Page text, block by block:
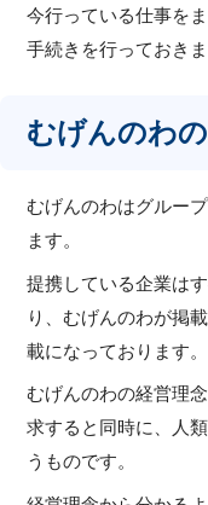
今行っている仕事を
手続きを行っておきま
むげんのわ
むげんのわはグルー
ます。
提携している企業は
り、むげんのわが掲
載になっております。
むげんのわの経営理
求すると同時に、人
うものです。